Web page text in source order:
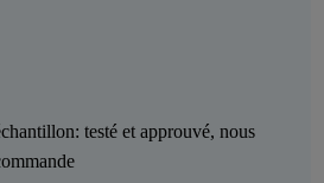
testé et approuvé, nous